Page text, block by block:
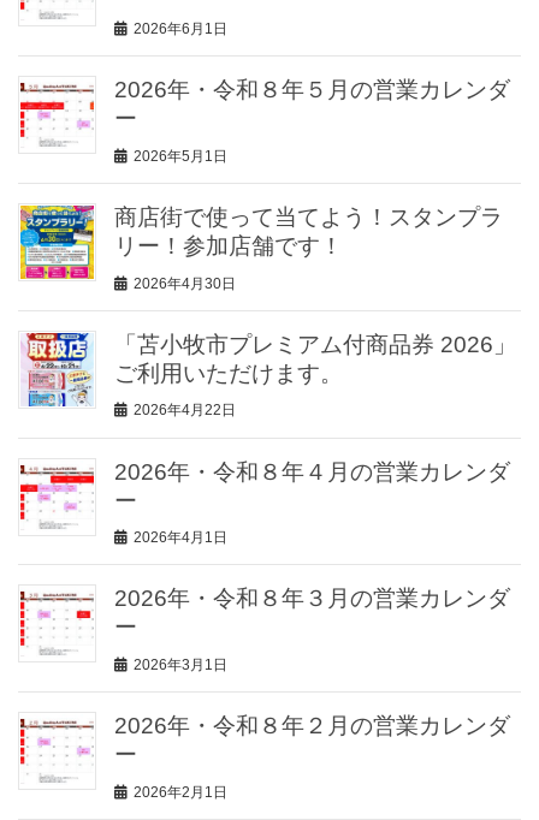
2026年6月1日
2026年・令和８年５月の営業カレンダ
ー
2026年5月1日
商店街で使って当てよう！スタンプラ
リー！参加店舗です！
2026年4月30日
「苫小牧市プレミアム付商品券 2026」
ご利用いただけます。
2026年4月22日
2026年・令和８年４月の営業カレンダ
ー
2026年4月1日
2026年・令和８年３月の営業カレンダ
ー
2026年3月1日
2026年・令和８年２月の営業カレンダ
ー
2026年2月1日